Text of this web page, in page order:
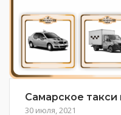
Самарское
30 июля, 2021